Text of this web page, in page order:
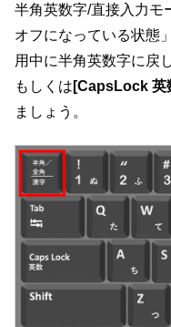
半角英数字/直接入力モ
オフになっている状態
用中に半角英数字に戻
もしくは [CapsLock 英
ましょう。